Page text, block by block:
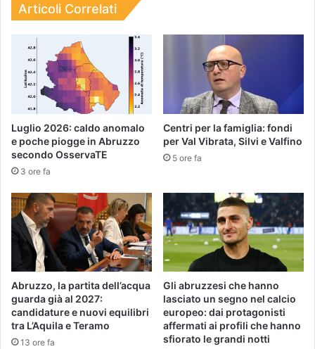
Articoli Correlati
Luglio 2026: caldo anomalo
e poche piogge in Abruzzo
secondo OsservaTE
3 ore fa
Centri per la famiglia: fondi
per Val Vibrata, Silvi e Valfino
5 ore fa
Abruzzo, la partita dell’acqua
guarda già al 2027:
candidature e nuovi equilibri
tra L’Aquila e Teramo
13 ore fa
Gli abruzzesi che hanno
lasciato un segno nel calcio
europeo: dai protagonisti
affermati ai profili che hanno
sfiorato le grandi notti